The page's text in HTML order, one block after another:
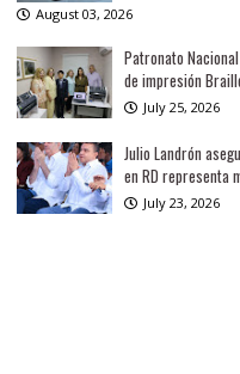
August 03, 2026
Patronato
de impresión
July 25, 2026
Julio Landrón
en RD representa
July 23, 2026